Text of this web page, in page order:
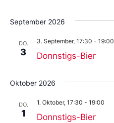
September 2026
DO.
3 Donnstigs-Bier
3. September, 17:30 - 19:00
Oktober 2026
DO.
1 Donnstigs-Bier
1. Oktober, 17:30 - 19:00